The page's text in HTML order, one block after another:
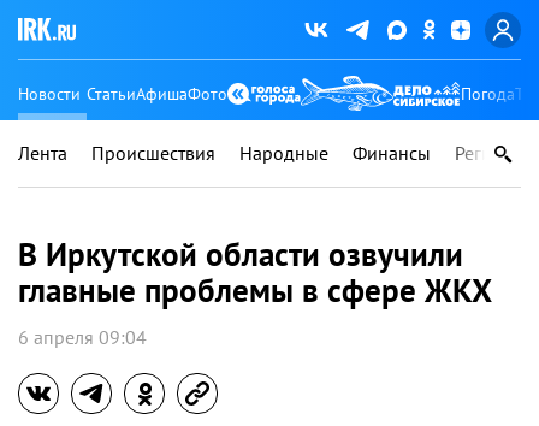
Новости СтатьиАфишаФото Погода
Лента Происшествия Народные Финансы Регионы
В Иркутской области озвучили
главные проблемы в сфере ЖКХ
6 апреля 09:04